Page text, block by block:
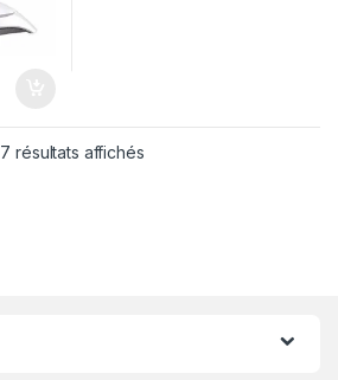
7 résultats affichés